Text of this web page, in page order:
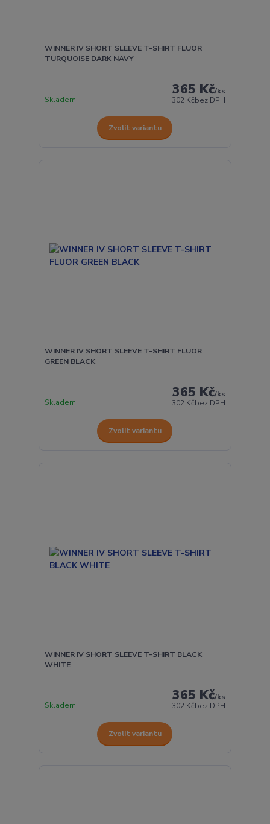
WINNER IV SHORT SLEEVE T-SHIRT FLUOR
TURQUOISE DARK NAVY
365 Kč/ks
302 Kčbez DPH
Skladem
Zvolit variantu
WINNER IV SHORT SLEEVE T-SHIRT FLUOR
GREEN BLACK
365 Kč/ks
302 Kčbez DPH
Skladem
Zvolit variantu
WINNER IV SHORT SLEEVE T-SHIRT BLACK
WHITE
365 Kč/ks
302 Kčbez DPH
Skladem
Zvolit variantu